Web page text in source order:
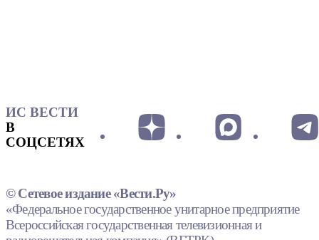
ИС ВЕСТИ
В
СОЦСЕТЯХ
© Сетевое издание «Вести.Ру»
«Федеральное государственное унитарное предприятие
Всероссийская государственная телевизионная и